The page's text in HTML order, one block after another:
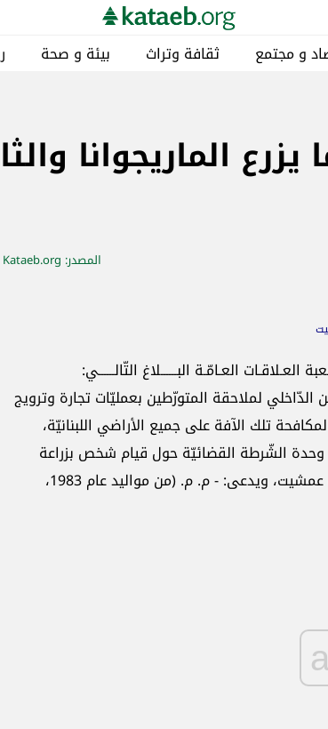
و مجتمع ثقافة وتراث بيئة و صحة
الماريجوانا
المصدر: Kataeb.org
العـامّـة البــــــلاغ التّالــــــي:
لملاحقة المتورّطين بعمليّات تجارة وترويج
تلك الآفة على جميع الأراضي اللبنانيّة،
الشّرطة القضائيّة حول قيام شخص بزراعة
نباتات الماريجوانا وبيع بذورها في منزله الكائن في لدة عمشيت، ويدعى: - م. م. (من مواليد عام 1983،